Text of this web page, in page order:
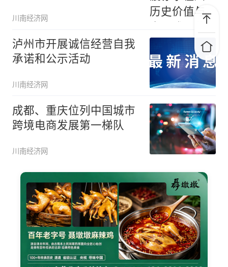
川南经济网
泸州市开展诚信经营自我
承诺和公示活动
川南经济网
成都、重庆位列中国城市
跨境电商发展第一梯队
川南经济网